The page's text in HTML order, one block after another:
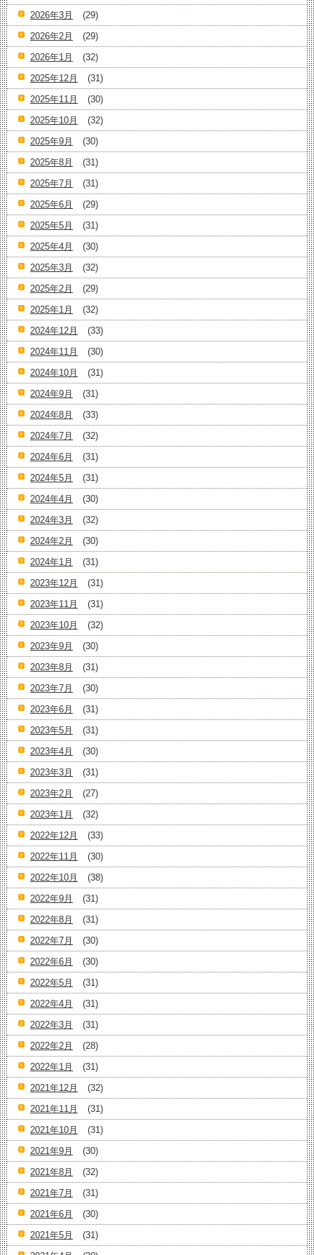
2026年3月
(29)
2026年2月
(29)
2026年1月
(32)
2025年12月
(31)
2025年11月
(30)
2025年10月
(32)
2025年9月
(30)
2025年8月
(31)
2025年7月
(31)
2025年6月
(29)
2025年5月
(31)
2025年4月
(30)
2025年3月
(32)
2025年2月
(29)
2025年1月
(32)
2024年12月
(33)
2024年11月
(30)
2024年10月
(31)
2024年9月
(31)
2024年8月
(33)
2024年7月
(32)
2024年6月
(31)
2024年5月
(31)
2024年4月
(30)
2024年3月
(32)
2024年2月
(30)
2024年1月
(31)
2023年12月
(31)
2023年11月
(31)
2023年10月
(32)
2023年9月
(30)
2023年8月
(31)
2023年7月
(30)
2023年6月
(31)
2023年5月
(31)
2023年4月
(30)
2023年3月
(31)
2023年2月
(27)
2023年1月
(32)
2022年12月
(33)
2022年11月
(30)
2022年10月
(38)
2022年9月
(31)
2022年8月
(31)
2022年7月
(30)
2022年6月
(30)
2022年5月
(31)
2022年4月
(31)
2022年3月
(31)
2022年2月
(28)
2022年1月
(31)
2021年12月
(32)
2021年11月
(31)
2021年10月
(31)
2021年9月
(30)
2021年8月
(32)
2021年7月
(31)
2021年6月
(30)
2021年5月
(31)